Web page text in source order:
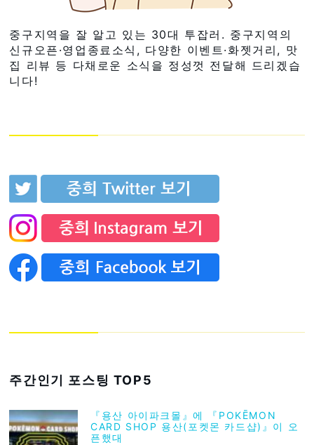
중구지역을 잘 알고 있는 30대 투잡러. 중구지역의
신규오픈·영업종료소식, 다양한 이벤트·화젯거리, 맛
집 리뷰 등 다채로운 소식을 정성껏 전달해 드리겠습
니다!
주간인기 포스팅 TOP5
『용산 아이파크몰』에 『POKĒMON
CARD SHOP 용산(포켓몬 카드샵)』이 오
픈했대